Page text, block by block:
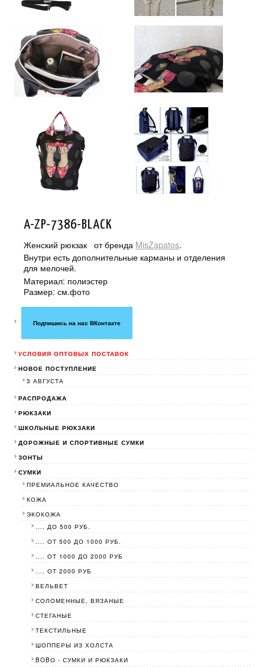
A-ZP-7386-BLACK
Женский рюкзак от бренда MisZapatos.
Внутри есть дополнительные карманы и отделения
для мелочей.
Материал: полиэстер
Размер: см.фото
Подпишись на нас ВКонтакте
УСЛОВИЯ ОПТОВЫХ ПОСТАВОК
НОВОЕ ПОСТУПЛЕНИЕ
3 АВГУСТА
РАСПРОДАЖА
РЮКЗАКИ
ШКОЛЬНЫЕ РЮКЗАКИ
ДОРОЖНЫЕ И СПОРТИВНЫЕ СУМКИ
ЗОНТЫ
СУМКИ
ПРЕМИАЛЬНОЕ КАЧЕСТВО
КОЖА
ЭКОКОЖА
.... ДО 500 РУБ.
.... ОТ 500 ДО 1000 РУБ.
.... ОТ 1000 ДО 2000 РУБ
.... ОТ 2000 РУБ
ВЕЛЬВЕТ
СОЛОМЕННЫЕ, ВЯЗАНЫЕ
СТЕГАНЫЕ
ТЕКСТИЛЬНЫЕ
ШОППЕРЫ ИЗ ХОЛСТА
BOBО - СУМКИ И РЮКЗАКИ